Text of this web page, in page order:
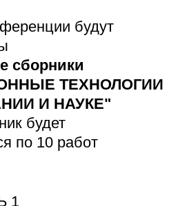
будут
сборники
ТЕХНОЛОГИИ
И НАУКЕ"
будет
по 10 работ
1